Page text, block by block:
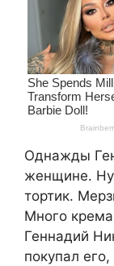
Однажды
женщине.
тортик.
Много крема
Геннадий
покупал